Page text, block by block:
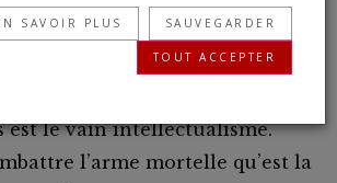
Minutes
est simple. Dans ce temps de
est le vain intellectualisme.
l’arme mortelle qu’est la
SAVOIR PLUS SAUVEGARDER
TOUT ACCEPTER